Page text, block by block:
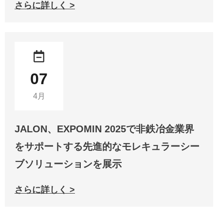
さらに詳しく >
07
4月
JALON、EXPOMIN 2025で非鉄冶金業界
をサポートする先進的なモレキュラーシー
ブソリューションを展示
さらに詳しく >